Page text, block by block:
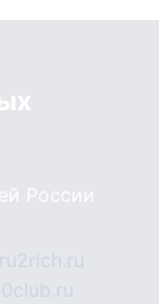
России
2rich.ru